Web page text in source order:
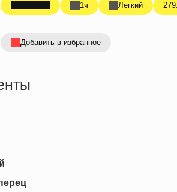
1ч Легкий
Добавить в избранное